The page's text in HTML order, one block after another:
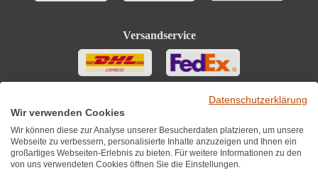
Versandservice
Datenschutzerklärung
Wir verwenden Cookies
Wir können diese zur Analyse unserer Besucherdaten platzieren, um unsere
Webseite zu verbessern, personalisierte Inhalte anzuzeigen und Ihnen ein
großartiges Webseiten-Erlebnis zu bieten. Für weitere Informationen zu den
von uns verwendeten Cookies öffnen Sie die Einstellungen.